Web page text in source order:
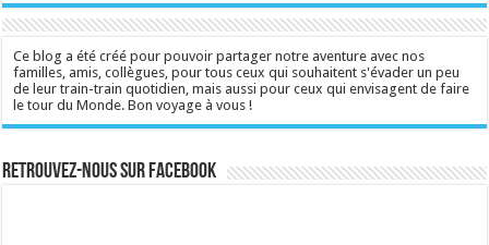
Ce blog a été créé pour pouvoir partager notre aventure avec nos
familles, amis, collègues, pour tous ceux qui souhaitent s'évader un peu
de leur train-train quotidien, mais aussi pour ceux qui envisagent de faire
le tour du Monde. Bon voyage à vous !
Retrouvez-nous sur Facebook